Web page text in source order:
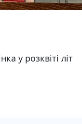
у розквіті літ